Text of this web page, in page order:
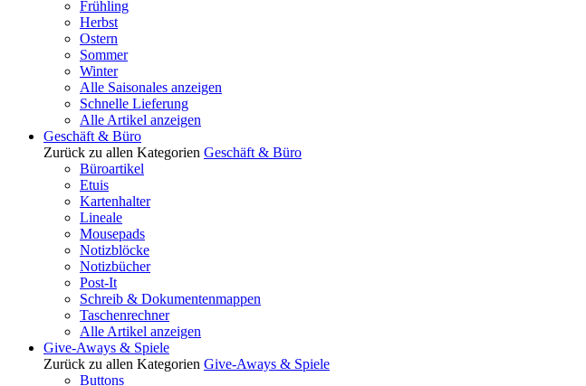
Frühling
Herbst
Ostern
Sommer
Winter
Alle Saisonales anzeigen
Schnelle Lieferung
Alle Artikel anzeigen
Geschäft & Büro
Zurück zu allen Kategorien Geschäft & Büro
Büroartikel
Etuis
Kartenhalter
Lineale
Mousepads
Notizblöcke
Notizbücher
Post-It
Schreib & Dokumentenmappen
Taschenrechner
Alle Artikel anzeigen
Give-Aways & Spiele
Zurück zu allen Kategorien Give-Aways & Spiele
Buttons